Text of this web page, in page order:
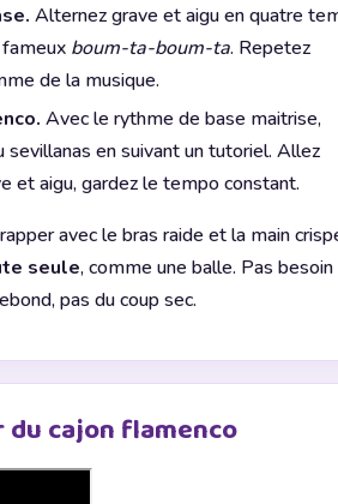
Alternez grave et aigu en quatre
boum-ta-boum-ta. Repetez
de la musique.
Avec le rythme de base maitrise,
en suivant un tutoriel. Allez
et aigu, gardez le tempo constant.
avec le bras raide et la main
seule, comme une balle. Pas
pas du coup sec.
cajon flamenco